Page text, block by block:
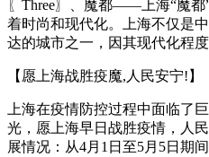
〖Three〗、魔都——上海“魔都
着时尚和现代化。上海不仅是
达的城市之一，因其现代化程度
【愿上海战胜疫魔,人民安宁!】
上海在疫情防控过程中面临了
光，愿上海早日战胜疫情，人
展情况：从4月1日至5月5日期